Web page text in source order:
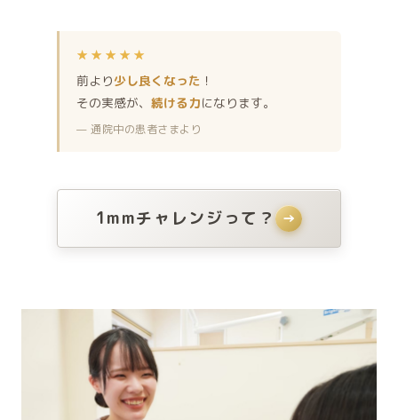
★★★★★
前より少し良くなった ！
その実感が、続ける力になります。
— 通院中の患者さまより
1mmチャレンジって？ →